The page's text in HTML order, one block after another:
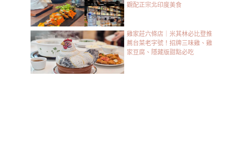
觀配正宗北印度美食
雞家莊六條店｜米其林必比登推
薦台菜老字號！招牌三味雞、雞
家豆腐、隱藏版甜點必吃